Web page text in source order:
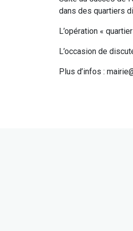
dans des quartiers
L’opération «
L’occasion de
Plus d’infos :